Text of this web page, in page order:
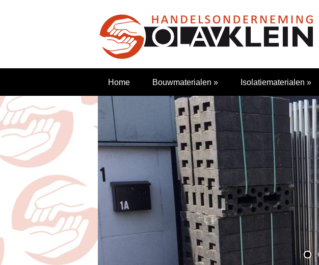
Home Bouwmaterialen » Isolatiematerialen »